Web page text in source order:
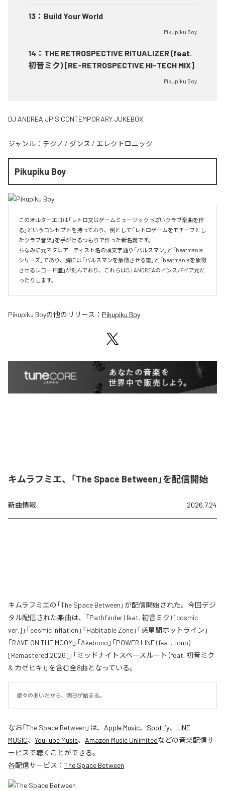
13 ： Build Your World
Pikupiku Boy
14 ： THE RETROSPECTIVE RITUALIZER (feat.
初音ミク) [RE-RETROSPECTIVE HI-TECH MIX]
Pikupiku Boy
DJ ANDREA JP'S CONTEMPORARY JUKEBOX
ジャンル： テクノ / ダンス / エレクトロニック
Pikupiku Boy
このオルターエゴは「レトロ又はゲームミュージックっぽいクラブ楽曲を作
る」というコンセプトを持っており、例として「レトロゲームをモチーフとし
たクラブ音楽」を手がけるつもりで作った新名義です。
ちなみに元ネタはアーティスト名の頭文字通り「パルスマン」と「beatmania
シリーズ」であり、胸には「パルスマンを象徴させる雷」と「beatmaniaを象徴
させるレコード盤」が刻んでおり、これらはDJ ANDREAのインスパイア元だ
ったりします。
Pikupiku Boyの他のリリース： Pikupiku Boy
キムラフミエ、「The Space Between」を配信開始
新曲情報 2026.7.24
キムラフミエの「The Space Between」が配信開始された。今回デジ
タル配信された楽曲は、「Pathfinder (feat. 初音ミク) [cosmic
ver.]」「cosmic inflation」「Habitable Zone」「惑星間ホットライン」
「RAVE ON THE MOOM」「Akebono」「POWER LINE (feat. tono)
[Remastered 2026]」「ミッドナイトスペースルート (feat. 初音ミク
& カゼヒキ)」を含む全8曲となっている。
星々のあいだから、明日が始まる。
なお「The Space Between 」は、 Apple Music、 Spotify、 LINE
MUSIC、 YouTube Music、 Amazon Music Unlimitedなどの音楽配信サ
ービスで聴くことができる。
各配信サービス： The Space Between